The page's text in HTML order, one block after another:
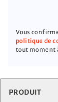
Vous
politique de
tout moment
PRODUIT